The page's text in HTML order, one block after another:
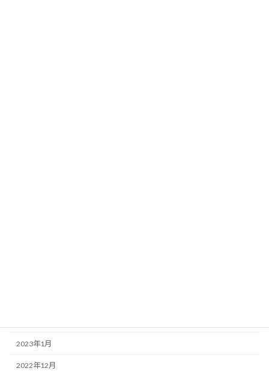
2023年1月
2022年12月